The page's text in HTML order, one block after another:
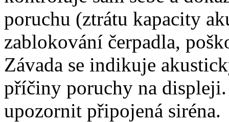
poruchu (ztrátu kapacity
zablokování čerpadla,
Závada se indikuje
příčiny poruchy na
upozornit připojená siréna.